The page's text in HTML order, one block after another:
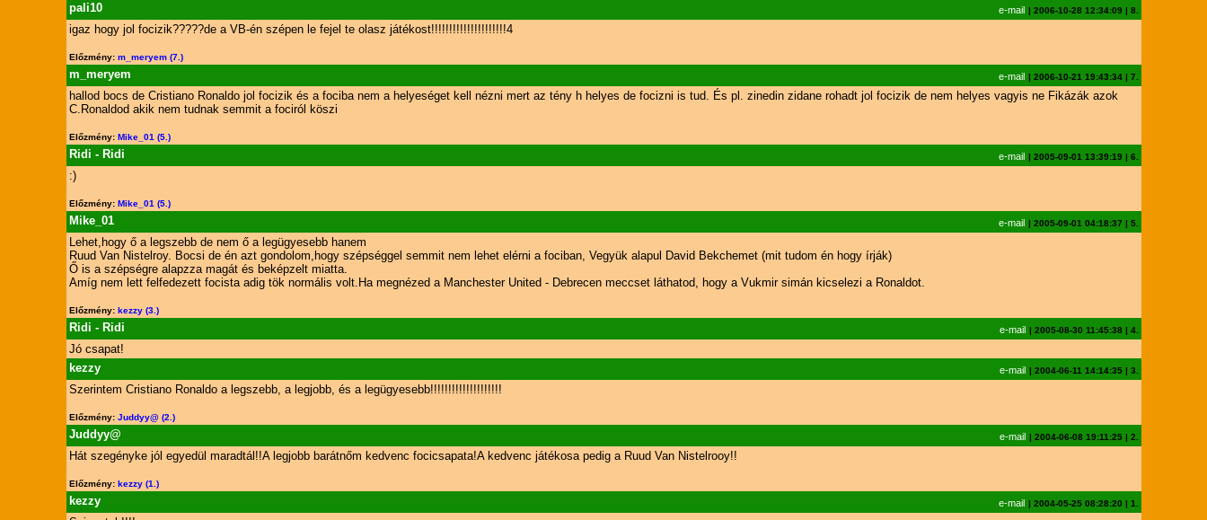
pali10 e-mail | 2006-10-28 12:34:09 | 8.
igaz hogy jol focizik?????de a VB-én szépen le fejel te olasz játékost!!!!!!!!!!!!!!!!!!!!!4
Előzmény: m_meryem (7.)
m_meryem e-mail | 2006-10-21 19:43:34| 7.
hallod bocs de Cristiano Ronaldo jol focizik és a fociba nem a helyeséget kell nézni mert az tény h helyes de focizni is tud. És pl. zinedin zidane rohadt jol focizik de nem helyes vagyis ne Fikázák azok
C.Ronaldod akik nem tudnak semmit a fociról köszi
Előzmény: Mike_01 (5.)
Ridi - Ridi e-mail | 2005-09-01 13:39:19 | 6.
:)
Előzmény: Mike_01 (5.)
Mike_01 e-mail | 2005-09-01 04:18:37 | 5.
Lehet,hogy ő a legszebb de nem ő a legügyesebb hanem
Ruud Van Nistelroy. Bocsi de én azt gondolom,hogy szépséggel semmit nem lehet elérni a fociban, Vegyük alapul David Bekchemet (mit tudom én hogy írják)
Ő is a szépségre alapzza magát és beképzelt miatta.
Amíg nem lett felfedezett focista adig tök normális volt.Ha megnézed a Manchester United - Debrecen meccset láthatod, hogy a Vukmir simán kicselezi a Ronaldot.
Előzmény: kezzy (3.)
Ridi - Ridi e-mail | 2005-08-30 11:45:38 | 4.
Jó csapat!
kezzy
e-mail | 2004-06-11 14:14:35| 3.
Szerintem Cristiano Ronaldo a legszebb, a legjobb, és a legügyesebb!!!!!!!!!!!!!!!!!!!!
Előzmény: Juddyy@ (2.)
Juddyy@ e-mail | 2004-06-08 19:11:25| 2.
Hát szegényke jól egyedül maradtál!!A legjobb barátnőm kedvenc focicsapata!A kedvenc játékosa pedig a Ruud Van Nistelrooy!!
Előzmény: kezzy (1.)
kezzy e-mail | 2004-05-25 08:28:20 | 1.